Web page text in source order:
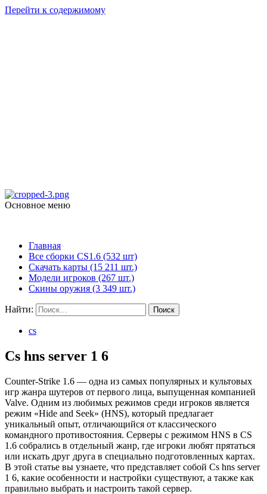
Перейти к содержимому
Основное меню
Главная
Все сборки CS1.6 (532 шт)
Скачать карты (15 211 шт.)
Модели игроков (267 шт.)
Скины оружия (3 349 шт.)
Найти:
cs
Cs hns server 1 6
Counter-Strike 1.6 — одна из самых популярных и культовых
игр жанра шутеров от первого лица, выпущенная компанией
Valve. Одним из любимых режимов среди игроков является
режим «Hide and Seek» (HNS), который предлагает
уникальный опыт, отличающийся от классического
командного противостояния. Серверы с режимом HNS в CS
1.6 собрались в отдельный жанр, где игроки любят прятаться
или искать друг друга в специально подготовленных картах.
В этой статье вы узнаете, что представляет собой Cs hns server
1 6, какие особенности и настройки существуют, а также как
правильно выбрать и настроить такой сервер.